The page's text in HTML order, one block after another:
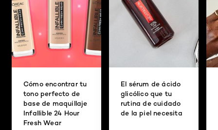
Cómo encontrar tu
tono perfecto de
base de maquillaje
Infallible 24 Hour
Fresh Wear
El sérum de ácido
glicólico que tu
rutina de cuidado
de la piel necesita